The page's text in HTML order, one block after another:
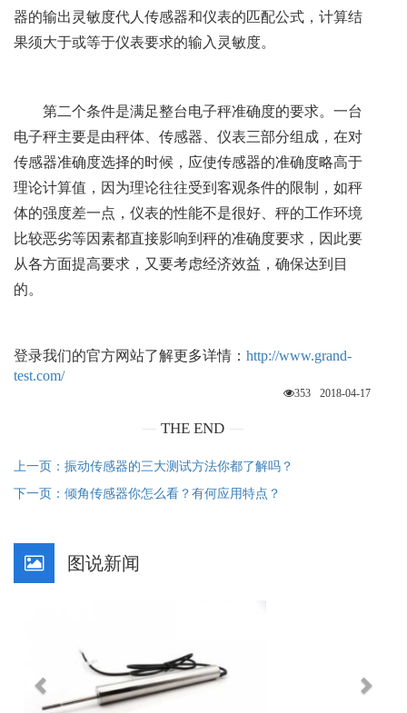
器的输出灵敏度代人传感器和仪表的匹配公式，计算结
果须大于或等于仪表要求的输入灵敏度。
第二个条件是满足整台电子秤准确度的要求。一台
电子秤主要是由秤体、传感器、仪表三部分组成，在对
传感器准确度选择的时候，应使传感器的准确度略高于
理论计算值，因为理论往往受到客观条件的限制，如秤
体的强度差一点，仪表的性能不是很好、秤的工作环境
比较恶劣等因素都直接影响到秤的准确度要求，因此要
从各方面提高要求，又要考虑经济效益，确保达到目
的。
登录我们的官方网站了解更多详情： http://www.grand-
test.com/
2018-04-17
353
THE END
上一页：振动传感器的三大测试方法你都了解吗？
下一页：倾角传感器你怎么看？有何应用特点？
图说新闻